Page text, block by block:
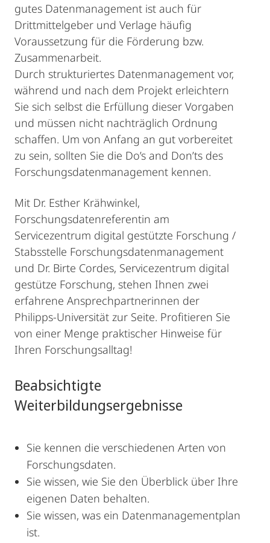
gutes Datenmanagement ist auch für
Drittmittelgeber und Verlage häufig
Voraussetzung für die Förderung bzw.
Zusammenarbeit.
Durch strukturiertes Datenmanagement vor,
während und nach dem Projekt erleichtern
Sie sich selbst die Erfüllung dieser Vorgaben
und müssen nicht nachträglich Ordnung
schaffen. Um von Anfang an gut vorbereitet
zu sein, sollten Sie die Do’s and Don’ts des
Forschungsdatenmanagement kennen.
Mit Dr. Esther Krähwinkel,
Forschungsdatenreferentin am
Servicezentrum digital gestützte Forschung /
Stabsstelle Forschungsdatenmanagement
und Dr. Birte Cordes, Servicezentrum digital
gestütze Forschung, stehen Ihnen zwei
erfahrene Ansprechpartnerinnen der
Philipps-Universität zur Seite. Profitieren Sie
von einer Menge praktischer Hinweise für
Ihren Forschungsalltag!
Beabsichtigte
Weiterbildungsergebnisse
Sie kennen die verschiedenen Arten von
Forschungsdaten.
Sie wissen, wie Sie den Überblick über Ihre
eigenen Daten behalten.
Sie wissen, was ein Datenmanagementplan
ist.